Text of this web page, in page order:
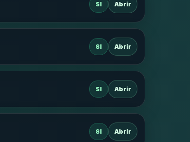
SI Abrir
SI Abrir
SI Abrir
SI Abrir